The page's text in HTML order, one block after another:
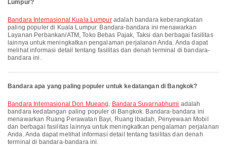
Lumpur?
Bandara Internasional Kuala Lumpuradalah bandara keberangkatan
paling populer di Kuala Lumpur. Bandara-bandara ini menawarkan
Layanan Perbankan/ATM, Toko Bebas Pajak, Taksi dan berbagai fasilitas
lainnya untuk meningkatkan pengalaman perjalanan Anda. Anda dapat
melihat informasi detail tentang fasilitas dan denah terminal di bandara-
bandara ini.
Bandara apa yang paling populer untuk kedatangan di Bangkok?
Bandara Internasional Don Mueang, Bandara Suvarnabhumi adalah
bandara kedatangan paling populer di Bangkok. Bandara-bandara ini
menawarkan Ruang Perawatan Bayi, Ruang Ibadah, Penyewaan Mobil
dan berbagai fasilitas lainnya untuk meningkatkan pengalaman perjalanan
Anda. Anda dapat melihat informasi detail tentang fasilitas dan denah
terminal di bandara-bandara ini.